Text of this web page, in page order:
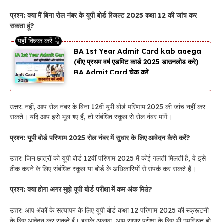
प्रश्न: क्या मैं बिना रोल नंबर के यूपी बोर्ड रिजल्ट 2025 कक्षा 12 की जांच कर
सकता हूं?
BA 1st Year Admit Card kab aaega
(बीए प्रथम वर्ष एडमिट कार्ड 2025 डाउनलोड करे)
BA Admit Card चेक करें
उत्तर: नहीं, आप रोल नंबर के बिना 12वीं यूपी बोर्ड परिणाम 2025 की जांच नहीं कर
सकते। यदि आप इसे भूल गए हैं, तो संबंधित स्कूल से रोल नंबर मांगें।
प्रश्न: यूपी बोर्ड परिणाम 2025 रोल नंबर में सुधार के लिए आवेदन कैसे करें?
उत्तर: जिन छात्रों को यूपी बोर्ड 12वीं परिणाम 2025 में कोई गलती मिलती है, वे इसे
ठीक करने के लिए संबंधित स्कूल या बोर्ड के अधिकारियों से संपर्क कर सकते हैं।
प्रश्न: क्या होगा अगर मुझे यूपी बोर्ड परीक्षा में कम अंक मिले?
उत्तर: आप अंकों के सत्यापन के लिए यूपी बोर्ड कक्षा 12 परिणाम 2025 की स्क्रूटनी